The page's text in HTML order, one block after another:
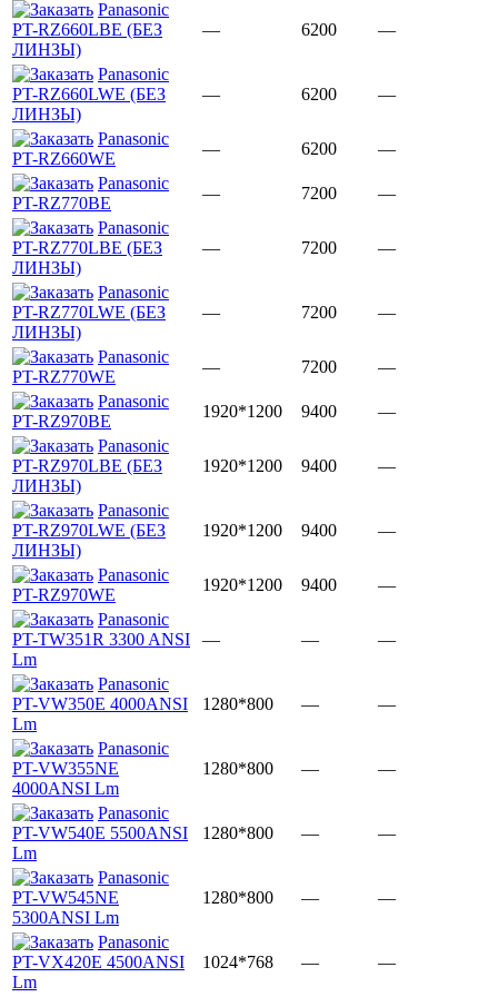
Panasonic
PT-RZ660LBE (БЕЗ
ЛИНЗЫ)
— 6200 —
Panasonic
PT-RZ660LWE (БЕЗ
ЛИНЗЫ)
— 6200 —
Panasonic
PT-RZ660WE
— 6200
—
Panasonic
PT-RZ770BE
— 7200
—
Panasonic
PT-RZ770LBE (БЕЗ
ЛИНЗЫ)
— 7200 —
Panasonic
PT-RZ770LWE (БЕЗ
ЛИНЗЫ)
— 7200 —
Panasonic
PT-RZ770WE
— 7200
—
Panasonic
PT-RZ970BE
1920*1200 9400
—
Panasonic
PT-RZ970LBE (БЕЗ
ЛИНЗЫ)
1920*1200 9400 —
Panasonic
PT-RZ970LWE (БЕЗ
ЛИНЗЫ)
1920*1200 9400 —
Panasonic
PT-RZ970WE
1920*1200 9400
—
Panasonic
PT-TW351R 3300 ANSI
Lm
— — —
Panasonic
PT-VW350E 4000ANSI
Lm
1280*800 — —
Panasonic
PT-VW355NE
4000ANSI Lm
1280*800 — —
Panasonic
PT-VW540E 5500ANSI
Lm
1280*800 — —
Panasonic
PT-VW545NE
5300ANSI Lm
1280*800 — —
Panasonic
PT-VX420E 4500ANSI
Lm
1024*768 — —